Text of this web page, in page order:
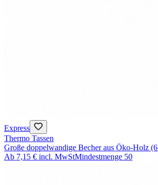
Express
Thermo Tassen
Große doppelwandige Becher aus Öko-Holz
Ab 7,15 € incl. MwStMindestmenge 50